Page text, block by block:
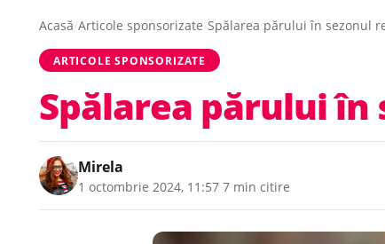
Acasă/Articole sponsorizate/Spălarea părului în sezonul
ARTICOLE SPONSORIZATE
Spălarea părului
Mirela
1 octombrie 2024, 11:57 7 min citire